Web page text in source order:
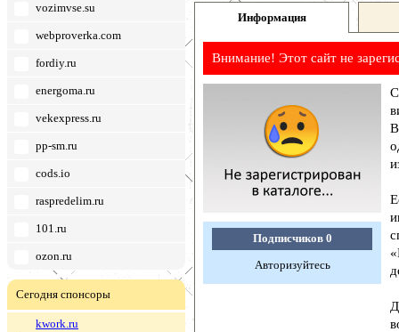
vozimvse.su
webproverka.com
fordiy.ru
energoma.ru
vekexpress.ru
pp-sm.ru
cods.io
raspredelim.ru
101.ru
ozon.ru
Сегодня спонсоры
kwork.ru
Информация
Внимание! Этот сайт не
Подписчиков 0
Авторизуйтесь